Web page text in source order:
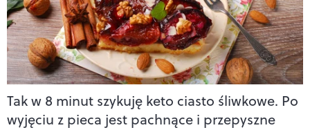
Tak w 8 minut szykuję keto ciasto śliwkowe. Po
wyjęciu z pieca jest pachnące i przepyszne